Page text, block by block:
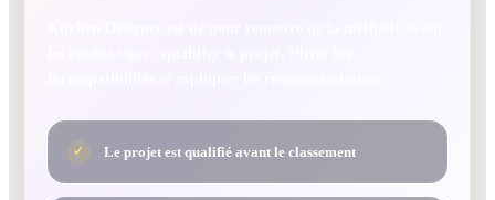
✓ Le projet est qualifié avant le classement